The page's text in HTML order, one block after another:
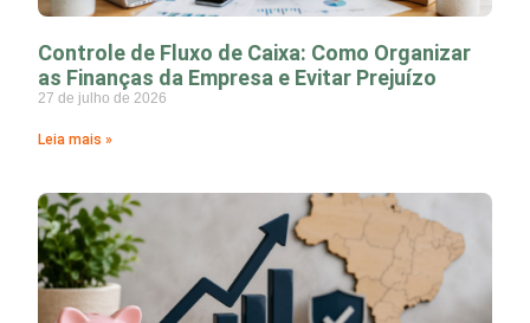
Controle de Fluxo de Caixa: Como Organizar
as Finanças da Empresa e Evitar Prejuízo
27 de julho de 2026
Leia mais »